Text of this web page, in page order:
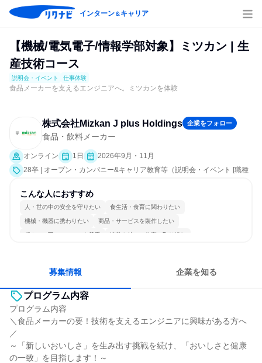
インターン＆キャリア
【機械/電気電子/情報学部対象】ミツカン | 生
産技術コース
説明会・イベント 仕事体験
食品メーカーを支えるエンジニアへ。ミツカンを体験
株式会社Mizkan J plus Holdings 企業をフォロー
食品・飲料メーカー
オンライン 1日
2026年9月・11月
28卒 | オープン・カンパニー&キャリア教育等（説明会・イベント [職種
こんな人におすすめ
人・世の中の安全を守りたい 食生活・食育に関わりたい
機械・機器に携わりたい 商品・サービスを製作したい
穏やかで互いのペースを尊重 情熱を持って仕事に取り組む
募集情報 企業を知る
プログラム内容
プログラム内容
＼食品メーカーの要！技術を支えるエンジニアに興味がある方へ
／
～「新しいおいしさ」を生み出す挑戦を続け、「おいしさと健康
の一致」を目指します！～